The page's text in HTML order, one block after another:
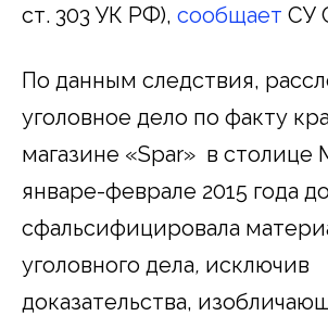
ст. 303 УК РФ), сообщает СУ
По данным следствия,
уголовное дело по факту
магазине «Spar» в столице
январе-феврале 2015 года
сфальсифицировала
уголовного дела, исключив
доказательства,